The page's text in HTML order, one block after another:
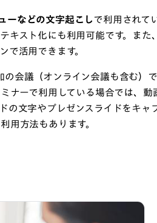
ーなどの文字起こし で利用されて
キスト化にも利用可能です。また、
で活用できます。
会議（オンライン会議も含む）で
ナーで利用している場合では、動
の文字やプレゼンスライドをキャ
用方法もあります。